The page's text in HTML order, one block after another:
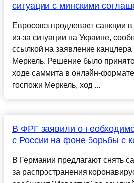
ситуации с минскими
Евросоюз продлевает санкции
из-за ситуации на Украине,
ссылкой на заявление
Меркель. Решение было
ходе саммита в онлайн-
госпожи Меркель, ход ...
В ФРГ заявили о
с России на фоне борьбы с
В Германии предлагают снять
за распространения